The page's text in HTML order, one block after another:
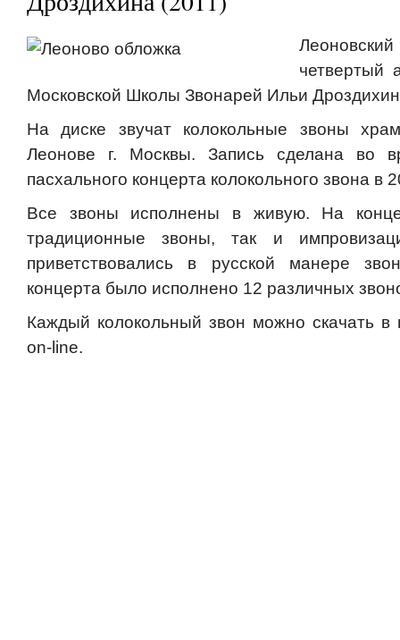
четвертый
Московской Школы Звонарей Ильи
На диске звучат колокольные звоны
Леонове г. Москвы. Запись сделана во
пасхального концерта колокольного звона в
Все звоны исполнены в живую. На
традиционные звоны, так и
приветствовались в русской манере
концерта было исполнено 12 различных
Каждый колокольный звон можно скачать в
on-line.